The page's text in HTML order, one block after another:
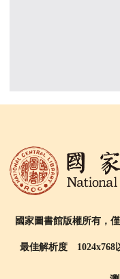
國家圖書館版權所有，
最佳解析度 1024x768